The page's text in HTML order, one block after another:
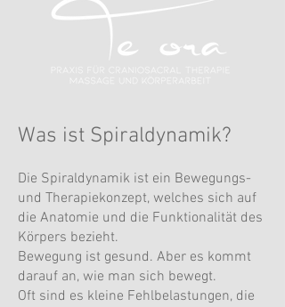
Was ist Spiraldynamik?
Die Spiraldynamik ist ein Bewegungs-
und Therapiekonzept, welches sich auf
die Anatomie und die Funktionalität des
Körpers bezieht.
Bewegung ist gesund. Aber es kommt
darauf an, wie man sich bewegt.
Oft sind es kleine Fehlbelastungen, die